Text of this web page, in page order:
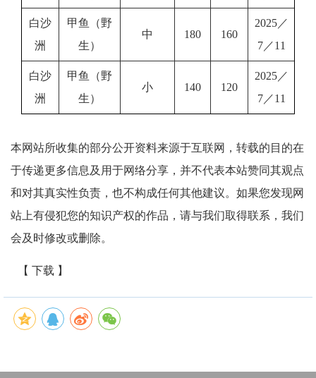
白沙
洲
甲鱼（野
生）
中 180 160
2025／
7／11
白沙
洲
甲鱼（野
生）
小 140 120
2025／
7／11
本网站所收集的部分公开资料来源于互联网，转载的目的在
于传递更多信息及用于网络分享，并不代表本站赞同其观点
和对其真实性负责，也不构成任何其他建议。如果您发现网
站上有侵犯您的知识产权的作品，请与我们取得联系，我们
会及时修改或删除。
【 下载 】